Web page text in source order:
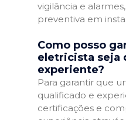
vigilância e
preventiva em
Como posso
eletricista seja
experiente?
Para garantir que
qualificado e
certificações e